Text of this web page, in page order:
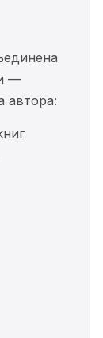
—
автора: